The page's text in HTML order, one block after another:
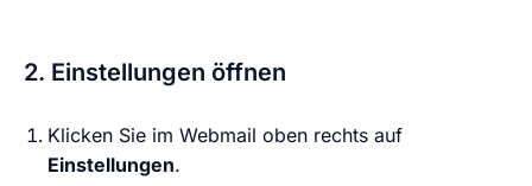
2. Einstellungen öffnen
Klicken Sie im Webmail oben rechts auf
Einstellungen.